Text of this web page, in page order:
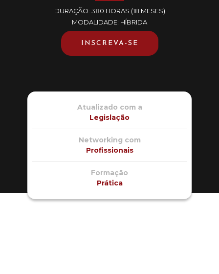
DURAÇÃO: 380 HORAS (18 MESES)
MODALIDADE: HÍBRIDA
INSCREVA-SE
Atualizado com a
Legislação
Networking com
Profissionais
Formação
Prática